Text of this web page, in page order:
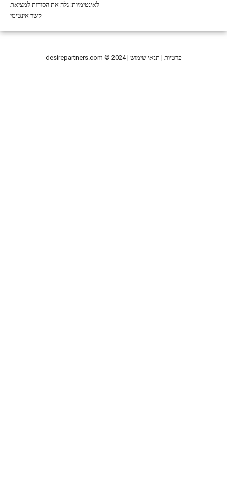
לאינטימיות: גלה את הסודות למציאת
קשר אינטימי
desirepartners.com © 2024 | פרטיות | תנאי שימוש